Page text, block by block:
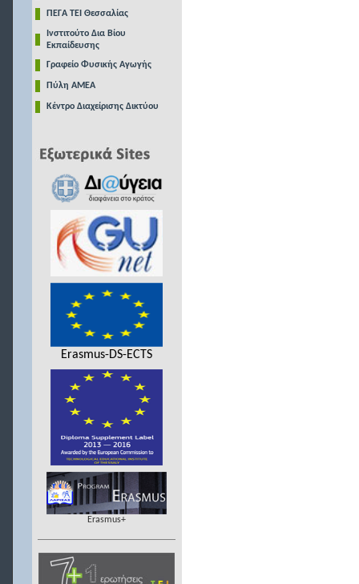
ΠΕΓΑ ΤΕΙ Θεσσαλίας
Ινστιτούτο Δια Βίου
Εκπαίδευσης
Γραφείο Φυσικής Αγωγής
Πύλη ΑΜΕΑ
Κέντρο Διαχείρισης Δικτύου
Erasmus-DS-ECTS
Erasmus+